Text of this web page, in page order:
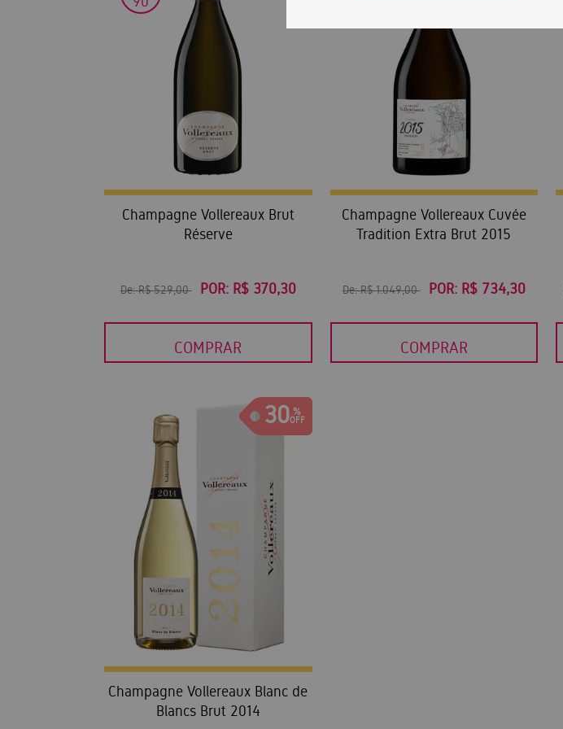
Champagne Vollereaux Brut
Réserve
De:R$ 529,00 POR: R$ 370,30
COMPRAR
Champagne Vollereaux Cuvée
Tradition Extra Brut 2015
De:R$ 1.049,00 POR: R$ 734,30
COMPRAR
30
Champagne Vollereaux Blanc de
Blancs Brut 2014